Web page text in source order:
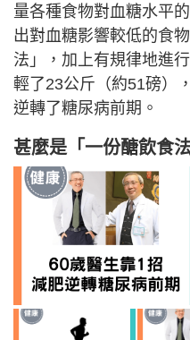
量各種食物對血糖水平
出對血糖影響較低的食
法」，加上有規律地進
輕了23公斤（約51磅）
逆轉了糖尿病前期。
甚麼是「一份醣飲